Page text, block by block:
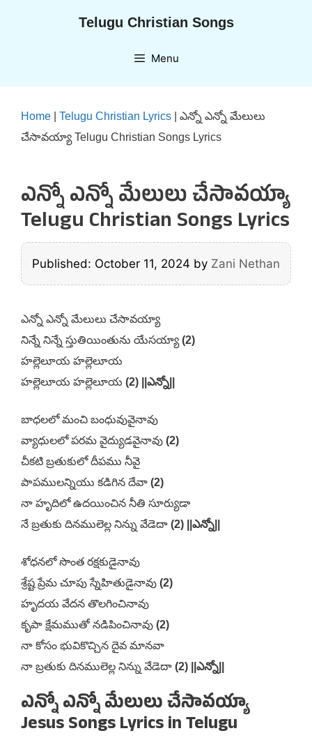
Telugu Christian Songs
Menu
Home Telugu Christian Lyrics
ఎన్నో ఎన్నో మేలులు
చేసావయ్యా Telugu Christian Songs Lyrics
ఎన్నో ఎన్నో మేలులు చేసావయ్యా
Telugu Christian Songs Lyrics
Published: October 11, 2024 by Zani Nethan
ఎన్నో ఎన్నో మేలులు చేసావయ్యా
నిన్నే నిన్నే స్తుతియింతును యేసయ్యా (2)
హల్లెలూయ హల్లెలూయ
హల్లెలూయ హల్లెలూయ (2) ||ఎన్నో||
బాధలలో మంచి బంధువువైనావు
వ్యాధులలో పరమ వైద్యుడవైనావు (2)
చీకటి బ్రతుకులో దీపము నీవై
పాపములన్నియు కడిగిన దేవా (2)
నా హృదిలో ఉదయించిన నీతి సూర్యుడా
నే బ్రతుకు దినములెల్ల నిన్ను వేడెదా (2) ||ఎన్నో||
శోధనలో సొంత రక్షకుడైనావు
శ్రేష్ట ప్రేమ చూపు స్నేహితుడైనావు (2)
హృదయ వేదన తొలగించినావు
కృపా క్షేమముతో నడిపించినావు (2)
నా కోసం భువికొచ్చిన దైవ మానవా
నా బ్రతుకు దినములెల్ల నిన్ను వేడెదా (2) ||ఎన్నో||
ఎన్నో ఎన్నో మేలులు చేసావయ్యా
Jesus Songs Lyrics in Telugu